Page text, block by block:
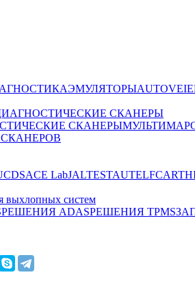
ЭМУЛЯТОРЫAUTOVEI
СКАНЕРЫ
СКАНЕРЫ
ACE LabJALTESTAUTELFCAR
выхлопных систем
РЕШЕНИЯ ADASРЕШЕНИЯ TPMS